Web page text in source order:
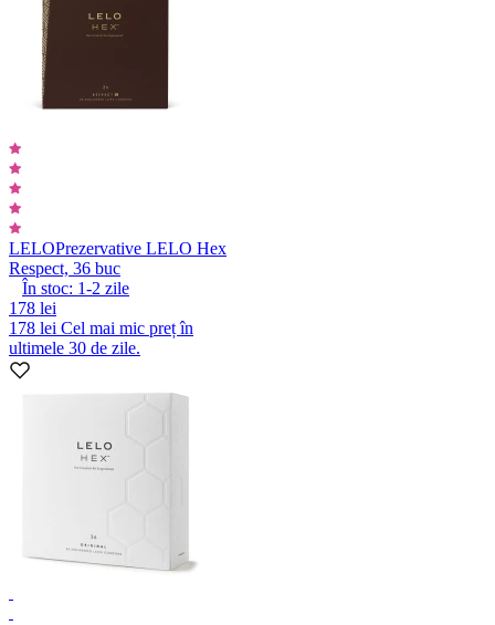
LELOPrezervative LELO Hex
Respect, 36 buc
În stoc: 1-2 zile
178 lei
178 lei Cel mai mic preț în
ultimele 30 de zile.